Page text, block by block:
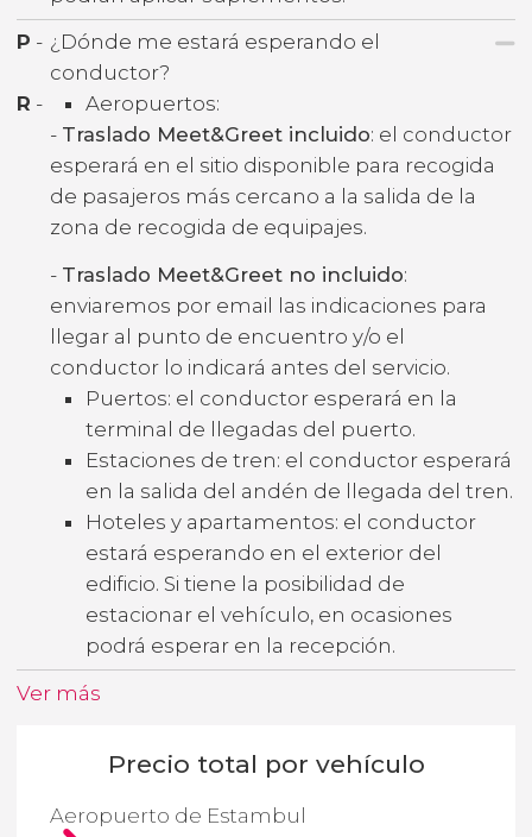
P - ¿Dónde me estará esperando el
conductor?
R -
Aeropuertos:
- Traslado Meet&Greet incluido: el conductor
esperará en el sitio disponible para recogida
de pasajeros más cercano a la salida de la
zona de recogida de equipajes.
- Traslado Meet&Greet no incluido:
enviaremos por email las indicaciones para
llegar al punto de encuentro y/o el
conductor lo indicará antes del servicio.
Puertos: el conductor esperará en la
terminal de llegadas del puerto.
Estaciones de tren: el conductor esperará
en la salida del andén de llegada del tren.
Hoteles y apartamentos: el conductor
estará esperando en el exterior del
edificio. Si tiene la posibilidad de
estacionar el vehículo, en ocasiones
podrá esperar en la recepción.
Ver más
Precio total por vehículo
Aeropuerto de Estambul